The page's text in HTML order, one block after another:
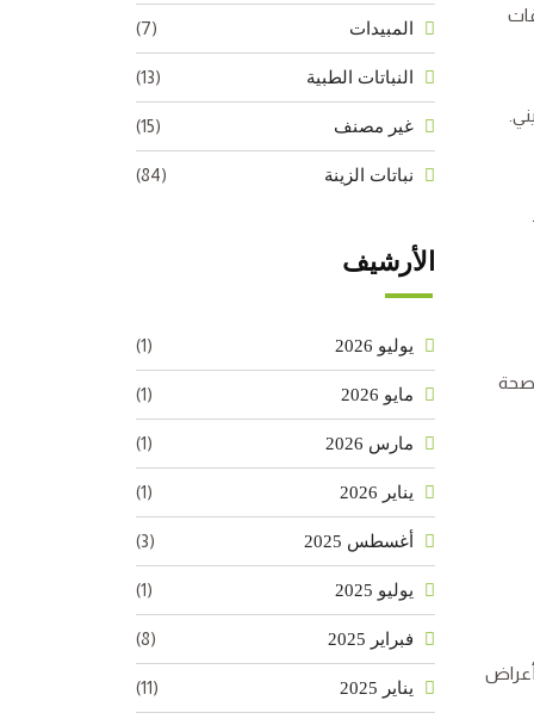
أعراض
المبيدات (7)
النباتات الطبية (13)
غير مصنف (15)
نباتات الزينة (84)
الأرشيف
يوليو 2026 (1)
مايو 2026 (1)
مارس 2026 (1)
يناير 2026 (1)
أغسطس 2025 (3)
يوليو 2025 (1)
فبراير 2025 (8)
يناير 2025 (11)